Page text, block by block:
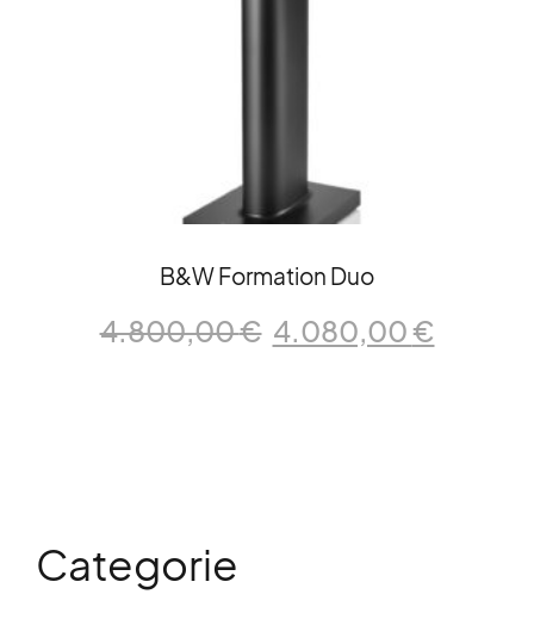
B&W Formation Duo
4.800,00€ Il
prezzo
4.080,00€
prezzo
Categorie